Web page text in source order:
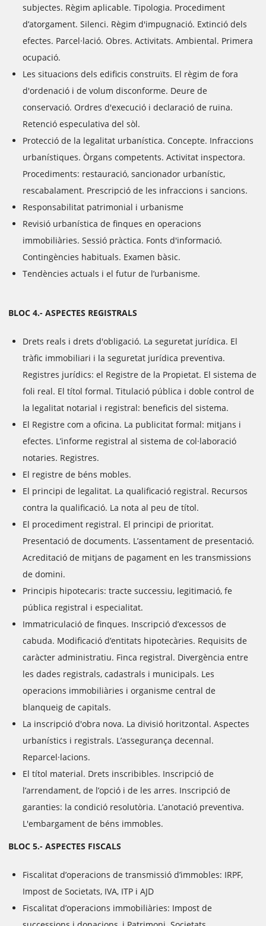
subjectes. Règim aplicable. Tipologia. Procediment
d’atorgament. Silenci. Règim d'impugnació. Extinció dels
efectes. Parcel·lació. Obres. Activitats. Ambiental. Primera
ocupació.
Les situacions dels edificis construïts. El règim de fora
d'ordenació i de volum disconforme. Deure de
conservació. Ordres d'execució i declaració de ruïna.
Retenció especulativa del sòl.
Protecció de la legalitat urbanística. Concepte. Infraccions
urbanístiques. Òrgans competents. Activitat inspectora.
Procediments: restauració, sancionador urbanístic,
rescabalament. Prescripció de les infraccions i sancions.
Responsabilitat patrimonial i urbanisme
Revisió urbanística de finques en operacions
immobiliàries. Sessió pràctica. Fonts d'informació.
Contingències habituals. Examen bàsic.
Tendències actuals i el futur de l’urbanisme.
BLOC 4.- ASPECTES REGISTRALS
Drets reals i drets d'obligació. La seguretat jurídica. El
tràfic immobiliari i la seguretat jurídica preventiva.
Registres jurídics: el Registre de la Propietat. El sistema de
foli real. El títol formal. Titulació pública i doble control de
la legalitat notarial i registral: beneficis del sistema.
El Registre com a oficina. La publicitat formal: mitjans i
efectes. L’informe registral al sistema de col·laboració
notaries. Registres.
El registre de béns mobles.
El principi de legalitat. La qualificació registral. Recursos
contra la qualificació. La nota al peu de títol.
El procediment registral. El principi de prioritat.
Presentació de documents. L’assentament de presentació.
Acreditació de mitjans de pagament en les transmissions
de domini.
Principis hipotecaris: tracte successiu, legitimació, fe
pública registral i especialitat.
Immatriculació de finques. Inscripció d’excessos de
cabuda. Modificació d’entitats hipotecàries. Requisits de
caràcter administratiu. Finca registral. Divergència entre
les dades registrals, cadastrals i municipals. Les
operacions immobiliàries i organisme central de
blanqueig de capitals.
La inscripció d'obra nova. La divisió horitzontal. Aspectes
urbanístics i registrals. L’assegurança decennal.
Reparcel·lacions.
El títol material. Drets inscribibles. Inscripció de
l’arrendament, de l’opció i de les arres. Inscripció de
garanties: la condició resolutòria. L’anotació preventiva.
L'embargament de béns immobles.
BLOC 5.- ASPECTES FISCALS
Fiscalitat d’operacions de transmissió d’immobles: IRPF,
Impost de Societats, IVA, ITP i AJD
Fiscalitat d’operacions immobiliàries: Impost de